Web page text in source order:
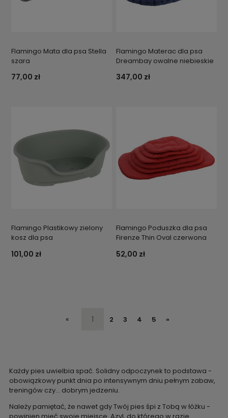
Flamingo Mata dla psa Stella
szara
77,00 zł
Flamingo Materac dla psa
Dreambay owalne niebieskie
347,00 zł
Flamingo Plastikowy zielony
kosz dla psa
101,00 zł
Flamingo Poduszka dla psa
Firenze Thin Oval czerwona
52,00 zł
« 1 2 3 4 5 »
Każdy pies uwielbia spać. Solidny odpoczynek to podstawa -
obowiązkowy punkt dnia po intensywnym dniu pełnym zabaw,
treningów czy… dobrym jedzeniu.
Należy pamiętać, że nawet gdy Twój pies śpi z Tobą w łóżku -